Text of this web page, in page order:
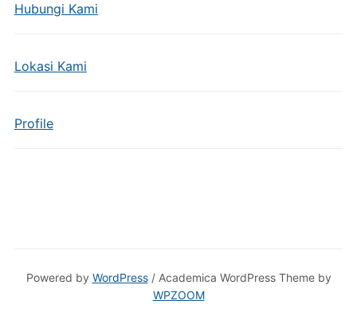
Hubungi Kami
Lokasi Kami
Profile
Powered by WordPress/ Academica WordPress Theme by
WPZOOM